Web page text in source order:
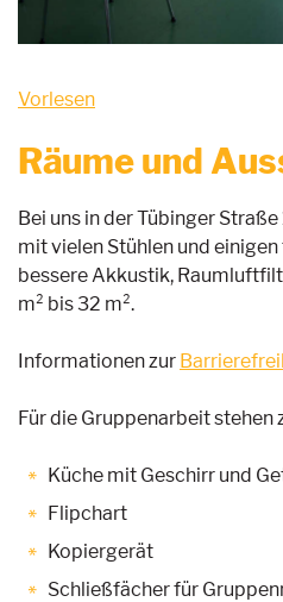
Vorlesen
Räume und
Bei uns in der Tübinger
mit vielen Stühlen und
bessere Akkustik,
m² bis 32 m².
Informationen zur
Für die Gruppenarbeit stehen
Küche mit Geschirr und
Flipchart
Kopiergerät
Schließfächer für